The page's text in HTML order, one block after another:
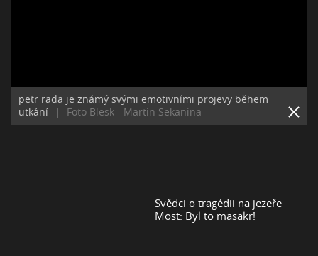
petr rada je známý svými emotivními projevy během
utkání
| Foto Blesk - Martin Sekanina
Svědci o tragédii na jezeře
Most: Byl to masakr!